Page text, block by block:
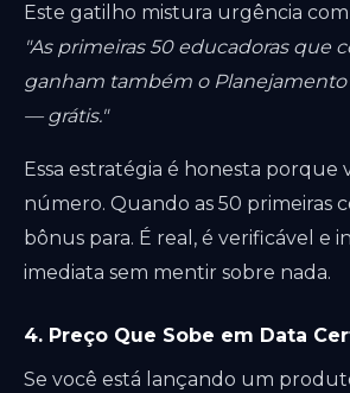
Este gatilho mistura urgência
"As primeiras 50 educadoras que
ganham também o Planejamento
— grátis."
Essa estratégia é honesta porque
número. Quando as 50 primeiras
bônus para. É real, é verificável e
imediata sem mentir sobre nada.
4. Preço Que Sobe em Data
Se você está lançando um